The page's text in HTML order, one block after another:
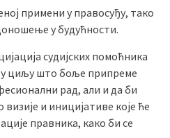
примени у правосуђу, тако
у будућности.
судијских помоћника
у циљу што боље припреме
рад, али и да би
визије и иницијативе које ће
правника, како би се